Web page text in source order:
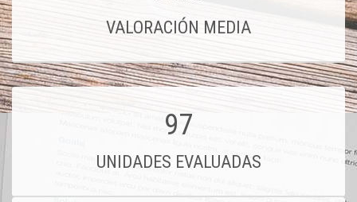
VALORACIÓN MEDIA
97
UNIDADES EVALUADAS